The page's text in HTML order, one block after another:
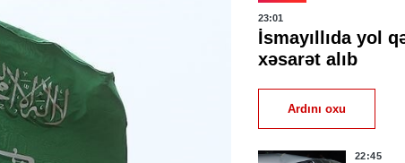
23:01
İsmayıllıda yol
xəsarət alıb
Ardını oxu
22:45